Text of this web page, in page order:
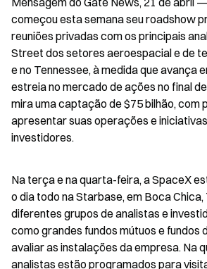
começou esta semana seu roadshow
reuniões privadas com os principais
Street dos setores aeroespacial e de
e no Tennessee, à medida que avança
estreia no mercado de ações no final
mira uma captação de $75 bilhão, com
apresentar suas operações e
investidores.
Na terça e na quarta-feira, a SpaceX
o dia todo na Starbase, em Boca Chica,
diferentes grupos de analistas e
como grandes fundos mútuos e fundos
avaliar as instalações da empresa. Na
analistas estão programados para